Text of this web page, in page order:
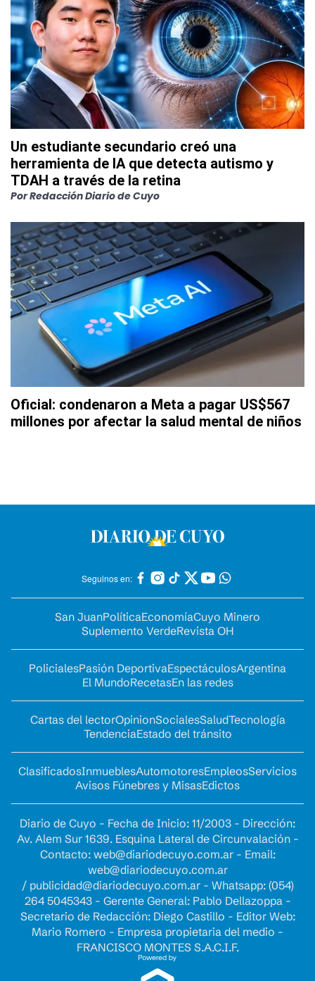
Un estudiante secundario creó una
herramienta de IA que detecta autismo y
TDAH a través de la retina
PorRedacción Diario de Cuyo
Oficial: condenaron a Meta a pagar US$567
millones por afectar la salud mental de niños
Seguinos en:
San JuanPolíticaEconomíaCuyo Minero
Suplemento VerdeRevista OH
PolicialesPasión DeportivaEspectáculosArgentina
El MundoRecetasEn las redes
Cartas del lectorOpinionSocialesSaludTecnología
TendenciaEstado del tránsito
ClasificadosInmueblesAutomotoresEmpleosServicios
Avisos Fúnebres y MisasEdictos
Diario de Cuyo - Fecha de Inicio: 11/2003 - Dirección:
Av. Alem Sur 1639. Esquina Lateral de Circunvalación -
Contacto: web@diariodecuyo.com.ar- Email:
web@diariodecuyo.com.ar
/ publicidad@diariodecuyo.com.ar- Whatsapp: (054)
264 5045343 - Gerente General: Pablo Dellazoppa -
Secretario de Redacción: Diego Castillo - Editor Web:
Mario Romero - Empresa propietaria del medio -
FRANCISCO MONTES S.A.C.I.F.